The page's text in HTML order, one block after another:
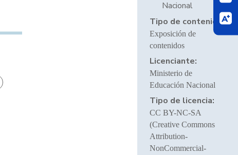
Nacional
Tipo de contenido:
Exposición de
contenidos
Licenciante:
Ministerio de
Educación Nacional
Tipo de licencia:
CC BY-NC-SA
(Creative Commons
Attribution-
NonCommercial-